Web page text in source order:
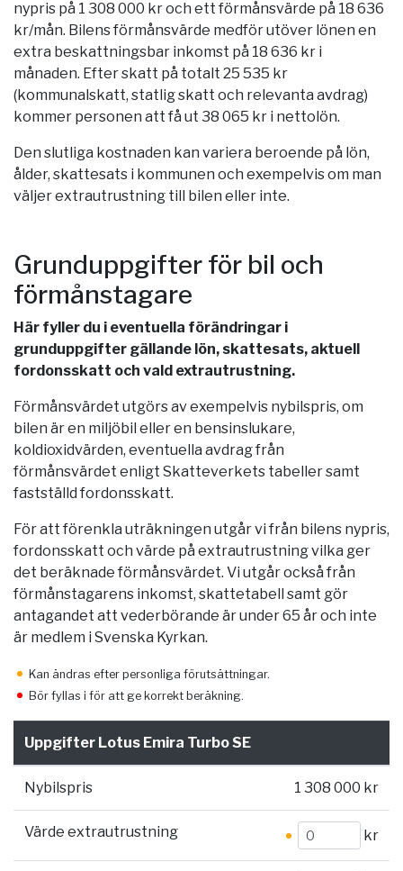
nypris på 1 308 000 kr och ett förmånsvärde på 18 636
kr/mån. Bilens förmånsvärde medför utöver lönen en
extra beskattningsbar inkomst på 18 636 kr i
månaden. Efter skatt på totalt 25 535 kr
(kommunalskatt, statlig skatt och relevanta avdrag)
kommer personen att få ut 38 065 kr i nettolön.
Den slutliga kostnaden kan variera beroende på lön,
ålder, skattesats i kommunen och exempelvis om man
väljer extrautrustning till bilen eller inte.
Grunduppgifter för bil och
förmånstagare
Här fyller du i eventuella förändringar i
grunduppgifter gällande lön, skattesats, aktuell
fordonsskatt och vald extrautrustning.
Förmånsvärdet utgörs av exempelvis nybilspris, om
bilen är en miljöbil eller en bensinslukare,
koldioxidvärden, eventuella avdrag från
förmånsvärdet enligt Skatteverkets tabeller samt
fastställd fordonsskatt.
För att förenkla uträkningen utgår vi från bilens nypris,
fordonsskatt och värde på extrautrustning vilka ger
det beräknade förmånsvärdet. Vi utgår också från
förmånstagarens inkomst, skattetabell samt gör
antagandet att vederbörande är under 65 år och inte
är medlem i Svenska Kyrkan.
Kan ändras efter personliga förutsättningar.
Bör fyllas i för att ge korrekt beräkning.
Uppgifter Lotus Emira Turbo SE
Nybilspris 1 308 000 kr
Värde extrautrustning kr